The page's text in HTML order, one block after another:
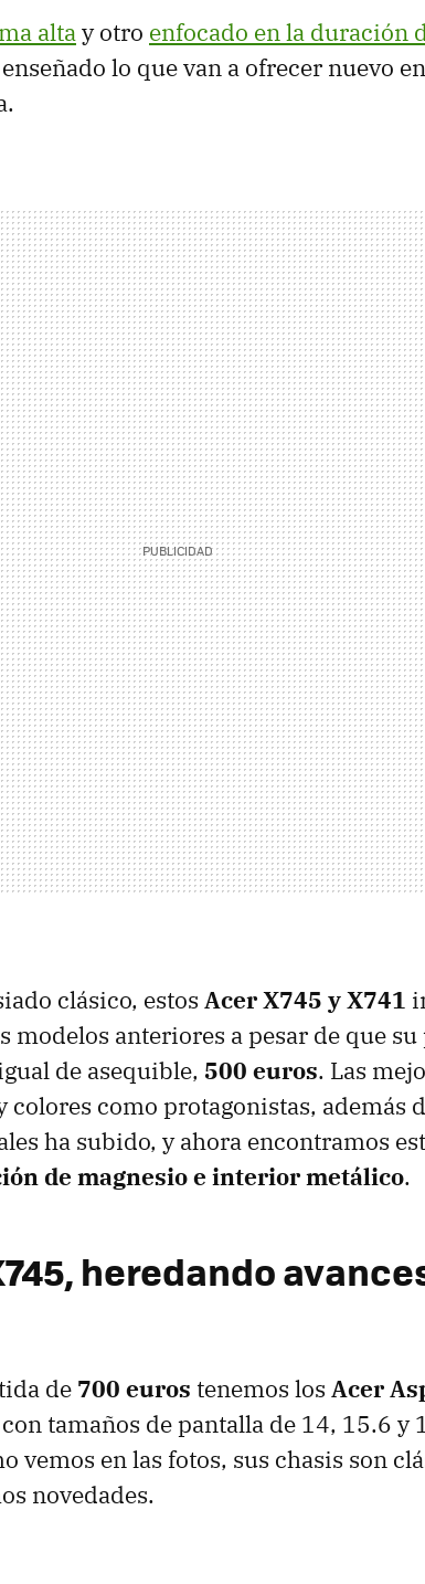
altay otro enfocado en la duración
lo que van a ofrecer nuevo
clásico, estos Acer X745 y X741
modelos anteriores a pesar de que
de asequible, 500 euros. Las
colores como protagonistas, además
ha subido, y ahora encontramos
de magnesio e interior metálico.
heredando
de 700 euros tenemos los Acer
tamaños de pantalla de 14, 15.6 y
vemos en las fotos, sus chasis son
novedades.